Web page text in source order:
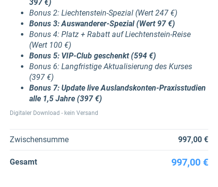
397 €)
Bonus 2: Liechtenstein-Spezial (Wert 247 €)
Bonus 3: Auswanderer-Spezial ​(Wert 97 €)
Bonus 4: Platz + Rabatt auf Liechtenstein-Reise​
(Wert 100 €)
Bonus 5: VIP-Club geschenkt (594 €)
Bonus 6: Langfristige Aktualisierung des Kurses​
(397 €)
Bonus 7: Update live Auslandskonten-Praxisstudien
alle 1,5 Jahre​ (397 €)
Digitaler Download - kein Versand
Zwischensumme 997,00 €
Gesamt 997,00 €